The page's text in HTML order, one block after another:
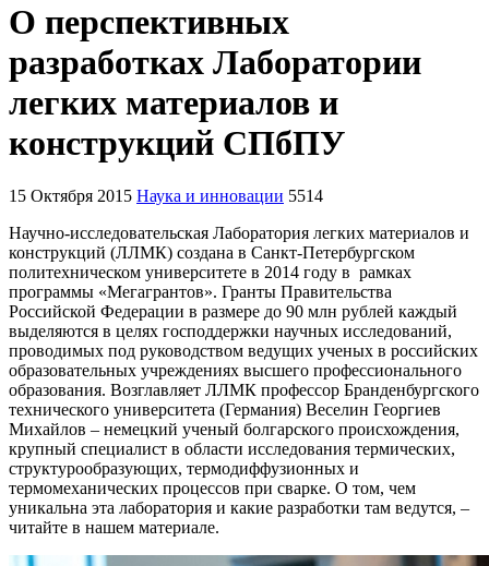
О перспективных
разработках Лаборатории
легких материалов и
конструкций СПбПУ
15 Октября 2015 Наука и инновации 5514
Научно-исследовательская Лаборатория легких материалов и
конструкций (ЛЛМК) создана в Санкт-Петербургском
политехническом университете в 2014 году в рамках
программы «Мегагрантов». Гранты Правительства
Российской Федерации в размере до 90 млн рублей каждый
выделяются в целях господдержки научных исследований,
проводимых под руководством ведущих ученых в российских
образовательных учреждениях высшего профессионального
образования. Возглавляет ЛЛМК профессор Бранденбургского
технического университета (Германия) Веселин Георгиев
Михайлов – немецкий ученый болгарского происхождения,
крупный специалист в области исследования термических,
структурообразующих, термодиффузионных и
термомеханических процессов при сварке. О том, чем
уникальна эта лаборатория и какие разработки там ведутся, –
читайте в нашем материале.